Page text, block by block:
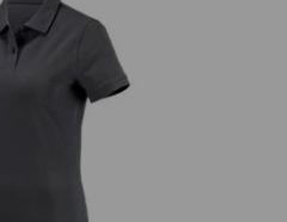
cotton, Damen